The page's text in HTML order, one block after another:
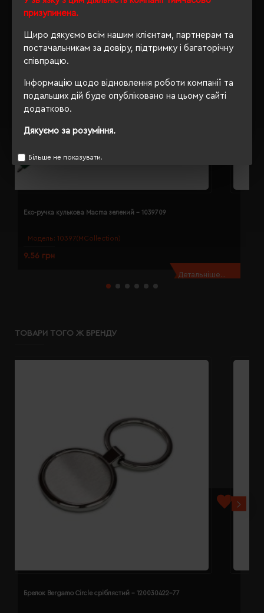
призупинена.
Щиро дякуємо всім нашим клієнтам, партнерам та
постачальникам за довіру, підтримку і багаторічну
співпрацю.
Інформацію щодо відновлення роботи компанії та
подальших дій буде опубліковано на цьому сайті
додатково.
Дякуємо за розуміння.
Більше не показувати.
Модель: 10397(MCollection)
Еко-ручка кулькова Macma зелений - 1039709
9.56 грн
Детальніше...
ТОВАРИ ТОГО Ж БРЕНДУ
Брелок Bergamo Circle сріблястий - 120030422-77